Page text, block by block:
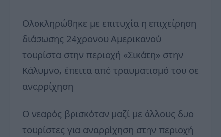
Ολοκληρώθηκε με επιτυχία η επιχείρηση
διάσωσης 24χρονου Αμερικανού
τουρίστα στην περιοχή «Σικάτη» στην
Κάλυμνο, έπειτα από τραυματισμό του σε
αναρρίχηση
Ο νεαρός βρισκόταν μαζί με άλλους δυο
τουρίστες για αναρρίχηση στην περιοχή